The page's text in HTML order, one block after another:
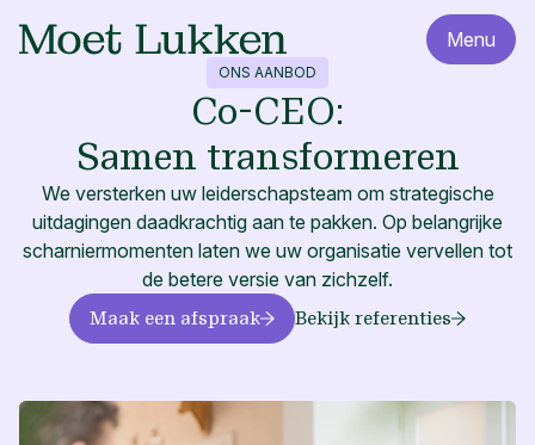
Menu
ONS AANBOD
Co-CEO:
Samen transformeren
We versterken uw leiderschapsteam om strategische
uitdagingen daadkrachtig aan te pakken. Op belangrijke
scharniermomenten laten we uw organisatie vervellen tot
de betere versie van zichzelf.
Maak een afspraak Bekijk referenties